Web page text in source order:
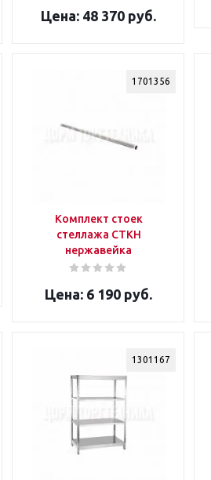
48 370 руб.
1701356
Комплект стоек
стеллажа СТКН
нержавейка
6 190 руб.
1301167